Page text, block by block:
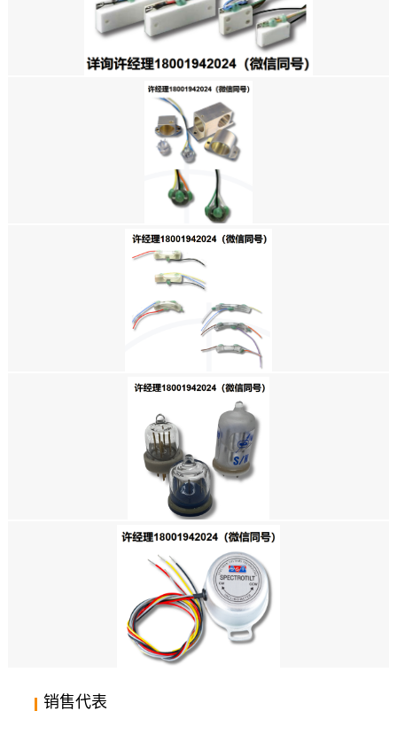
美国SPECTRON SSY0135 RS232 信号调节器 SPECTRON进口代理
美国SPECTRON-SH50050 系列 陶瓷系列单轴电解倾斜传感器SH50054-
A-003/SH50055-A-009/SH50056-A-003/SH50056-A-008/SH50058-
美国SPECTRON-L系列 电解倾斜传感器L-210/L-211U/L211ND/L-212/L-212T
美国SPECTRON-单轴电解倾斜传感器RG AND CG 系列 RG-33A/RG-
33T/RG-37S/CG-10N/CG-57S
美国SPECTRON-双轴电解倾斜传感器SP5000 AND AU6000 系列
销售代表